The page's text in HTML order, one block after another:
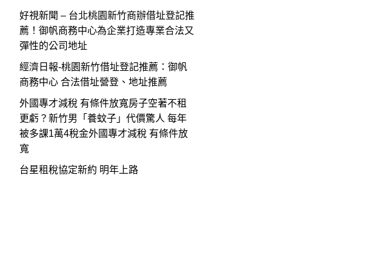
好視新聞 – 台北桃園新竹商辦借址登記推
薦！御帆商務中心為企業打造專業合法又
彈性的公司地址
經濟日報-桃園新竹借址登記推薦：御帆
商務中心 合法借址營登、地址推薦
外國專才減稅 有條件放寬房子空著不租
更虧？新竹男「養蚊子」代價驚人 每年
被多課1萬4稅金外國專才減稅 有條件放
寬
台星租稅協定新約 明年上路